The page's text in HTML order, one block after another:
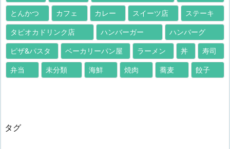
とんかつ カフェ カレー スイーツ店 ステーキ
タピオカドリンク店 ハンバーガー ハンバーグ
ピザ&パスタ ベーカリーパン屋 ラーメン 丼 寿司
弁当 未分類 海鮮 焼肉 蕎麦 餃子
タグ